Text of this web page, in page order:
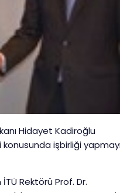
Hidayet Kadiroğlu
işbirliği
Rektörü Prof. Dr.